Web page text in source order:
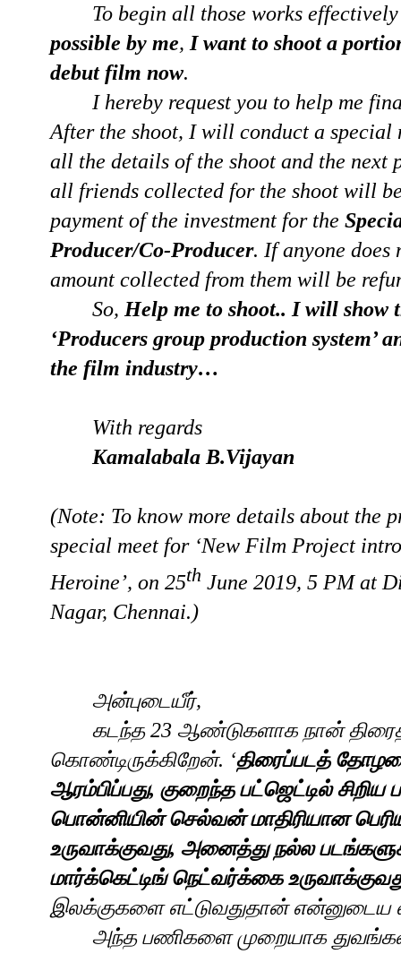
To begin all those works
possible by me, I want to shoot a
debut film now.
I hereby request you to help me
After the shoot, I will conduct a
all the details of the shoot and the next
all friends collected for the shoot will
payment of the investment for the
Producer/Co-Producer. If anyone does
amount collected from them will be
So, Help me to shoot.. I will show
‘Producers group production system’
the film industry…
With regards
Kamalabala B.Vijayan
(Note: To know more details about the
special meet for ‘New Film Project
Heroine’, on 25th June 2019, 5 PM at
Nagar, Chennai.)
அன்புடையீர்,
கடந்த 23 ஆண்டுகளாக நான்
கொண்டிருக்கிறேன். ‘திரைப்படத்
ஆரம்பிப்பது, குறைந்த பட்ஜெட்டில் சிறிய
பொன்னியின் செல்வன் மாதிரியான
உருவாக்குவது, அனைத்து நல்ல
மார்க்கெட்டிங் நெட்வர்க்கை
இலக்குகளை எட்டுவதுதான் என்னுடைய
அந்த பணிகளை முறையாக